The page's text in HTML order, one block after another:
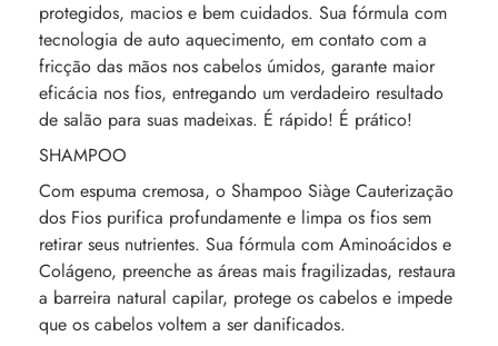
protegidos, macios e bem cuidados. Sua fórmula com
tecnologia de auto aquecimento, em contato com a
fricção das mãos nos cabelos úmidos, garante maior
eficácia nos fios, entregando um verdadeiro resultado
de salão para suas madeixas. É rápido! É prático!
SHAMPOO
Com espuma cremosa, o Shampoo Siàge Cauterização
dos Fios purifica profundamente e limpa os fios sem
retirar seus nutrientes. Sua fórmula com Aminoácidos e
Colágeno, preenche as áreas mais fragilizadas, restaura
a barreira natural capilar, protege os cabelos e impede
que os cabelos voltem a ser danificados.